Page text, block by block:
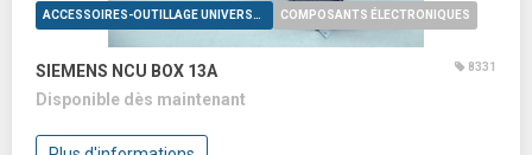
ACCESSOIRES-OUTILLAGE UNIVERSELS COMPOSANTS ÉLECTRONIQUES
SIEMENS NCU BOX 13A 8331
Disponible dès maintenant